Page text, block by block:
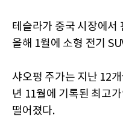
테슬라가 중국 시장에서
올해 1월에 소형 전기
샤오펑 주가는 지난 12
년 11월에 기록된 최고
떨어졌다.